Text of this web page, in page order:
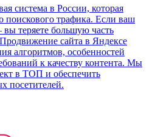
система в России, которая
поискового трафика. Если ваш
теряете большую часть
сайта в Яндексе
алгоритмов, особенностей
к качеству контента. Мы
в ТОП и обеспечить
посетителей.